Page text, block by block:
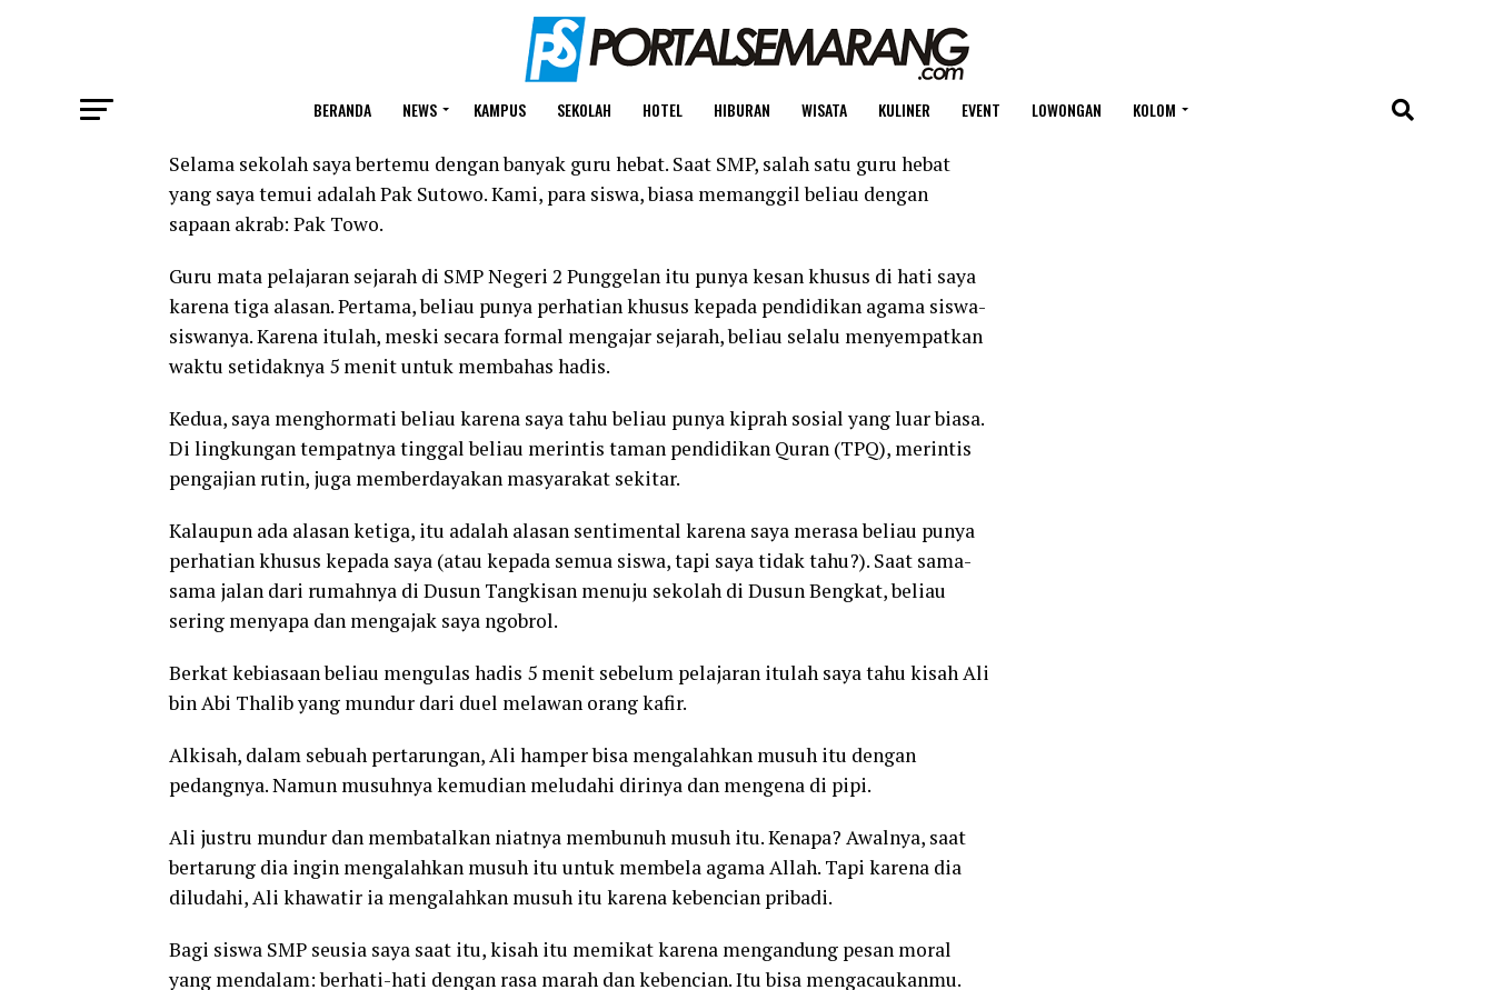
BERANDA NEWS KAMPUS SEKOLAH HOTEL HIBURAN WISATA KULINER EVENT LOWONGAN KOLOM
Selama sekolah saya bertemu dengan banyak guru hebat. Saat SMP, salah satu guru hebat
yang saya temui adalah Pak Sutowo. Kami, para siswa, biasa memanggil beliau dengan
sapaan akrab: Pak Towo.
Guru mata pelajaran sejarah di SMP Negeri 2 Punggelan itu punya kesan khusus di hati saya
karena tiga alasan. Pertama, beliau punya perhatian khusus kepada pendidikan agama siswa-
siswanya. Karena itulah, meski secara formal mengajar sejarah, beliau selalu menyempatkan
waktu setidaknya 5 menit untuk membahas hadis.
Kedua, saya menghormati beliau karena saya tahu beliau punya kiprah sosial yang luar biasa.
Di lingkungan tempatnya tinggal beliau merintis taman pendidikan Quran (TPQ), merintis
pengajian rutin, juga memberdayakan masyarakat sekitar.
Kalaupun ada alasan ketiga, itu adalah alasan sentimental karena saya merasa beliau punya
perhatian khusus kepada saya (atau kepada semua siswa, tapi saya tidak tahu?). Saat sama-
sama jalan dari rumahnya di Dusun Tangkisan menuju sekolah di Dusun Bengkat, beliau
sering menyapa dan mengajak saya ngobrol.
Berkat kebiasaan beliau mengulas hadis 5 menit sebelum pelajaran itulah saya tahu kisah Ali
bin Abi Thalib yang mundur dari duel melawan orang kafir.
Alkisah, dalam sebuah pertarungan, Ali hamper bisa mengalahkan musuh itu dengan
pedangnya. Namun musuhnya kemudian meludahi dirinya dan mengena di pipi.
Ali justru mundur dan membatalkan niatnya membunuh musuh itu. Kenapa? Awalnya, saat
bertarung dia ingin mengalahkan musuh itu untuk membela agama Allah. Tapi karena dia
diludahi, Ali khawatir ia mengalahkan musuh itu karena kebencian pribadi.
Bagi siswa SMP seusia saya saat itu, kisah itu memikat karena mengandung pesan moral
yang mendalam: berhati-hati dengan rasa marah dan kebencian. Itu bisa mengacaukanmu.